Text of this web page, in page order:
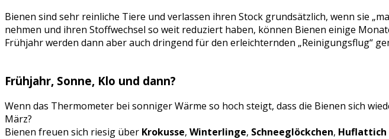
Bienen sind sehr reinliche Tiere und verlassen ihren Stock grundsätzlich, wenn sie
nehmen und ihren Stoffwechsel so weit reduziert haben, können Bienen einige
Frühjahr werden dann aber auch dringend für den erleichternden „Reinigungsflug“
Frühjahr, Sonne, Klo und dann?
Wenn das Thermometer bei sonniger Wärme so hoch steigt, dass die Bienen sich
März?
Bienen freuen sich riesig über Krokusse, Winterlinge, Schneeglöckchen, Huflattich